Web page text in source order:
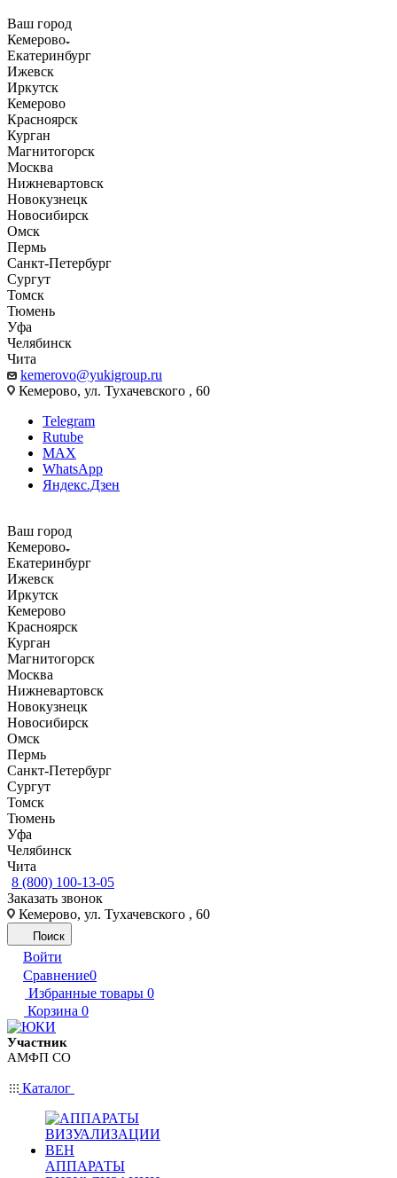
Ваш город
Кемерово
Екатеринбург
Ижевск
Иркутск
Кемерово
Красноярск
Курган
Магнитогорск
Москва
Нижневартовск
Новокузнецк
Новосибирск
Омск
Пермь
Санкт-Петербург
Сургут
Томск
Тюмень
Уфа
Челябинск
Чита
kemerovo@yukigroup.ru
Кемерово, ул. Тухачевского , 60
Telegram
Rutube
MAX
WhatsApp
Яндекс.Дзен
Ваш город
Кемерово
Екатеринбург
Ижевск
Иркутск
Кемерово
Красноярск
Курган
Магнитогорск
Москва
Нижневартовск
Новокузнецк
Новосибирск
Омск
Пермь
Санкт-Петербург
Сургут
Томск
Тюмень
Уфа
Челябинск
Чита
8 (800) 100-13-05
Заказать звонок
Кемерово, ул. Тухачевского , 60
Поиск
Войти
Сравнение0
Избранные товары 0
Корзина 0
Участник
АМФП СО
Каталог
АППАРАТЫ